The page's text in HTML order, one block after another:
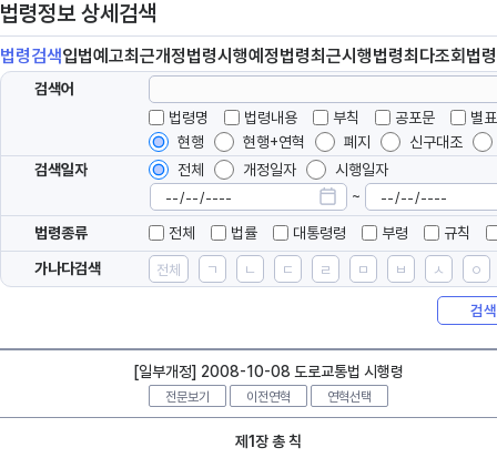
법령정보 상세검색
법령검색입법예고최근개정법령시행예정법령최근시행법령최다조회 법령
검색어
법령명
법령내용 부칙 공포문
별
현행
현행+연혁 폐지
신구대조
검색일자
전체 개정일자
시행일자
~
법령종류 전체 법률 대통령령 부령
규칙
가나다검색
전체 ㄱ ㄴ ㄷ ㄹ ㅁ ㅂ ㅅ ㅇ
검색
[일부개정] 2008-10-08 도로교통법 시행령
전문보기 이전연혁 연혁선택
제1장 총 칙